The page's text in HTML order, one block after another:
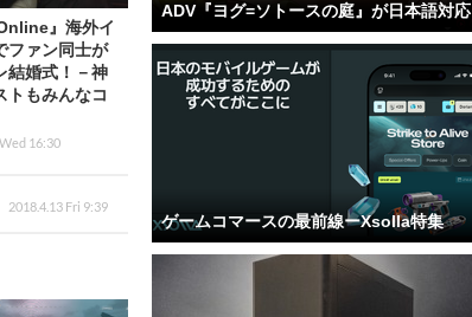
』海外イ
ファン同士が
結婚式！－神
トもみんなコ
16:30
2018.4.13 Fri 9:39
ADV『ヨグ=ソトースの庭』が日本語対応
ゲームコマースの最前線ーXsolla特集